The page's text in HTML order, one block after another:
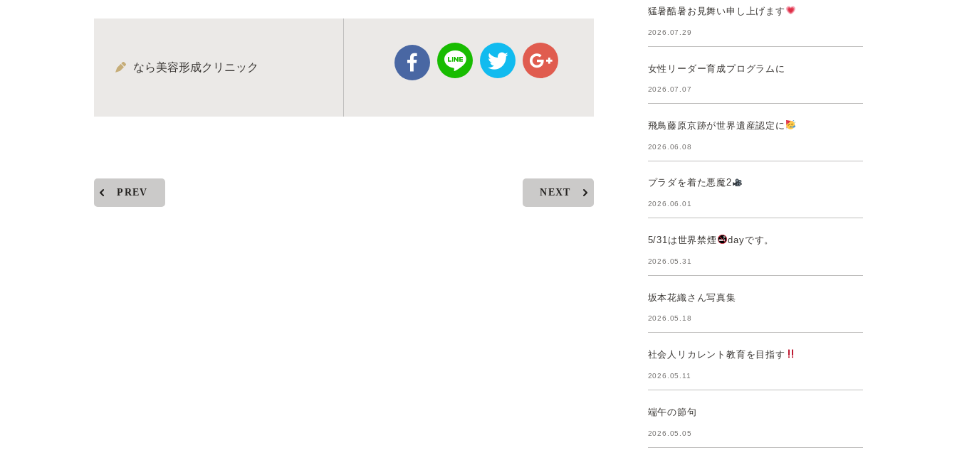
なら美容形成クリニック
PREV NEXT
猛暑酷暑お見舞い申し上げます
2026.07.29
女性リーダー育成プログラムに
2026.07.07
飛鳥藤原京跡が世界遺産認定に
2026.06.08
プラダを着た悪魔2
2026.06.01
5/31は世界禁煙 dayです。
2026.05.31
坂本花織さん写真集
2026.05.18
社会人リカレント教育を目指す
2026.05.11
端午の節句
2026.05.05